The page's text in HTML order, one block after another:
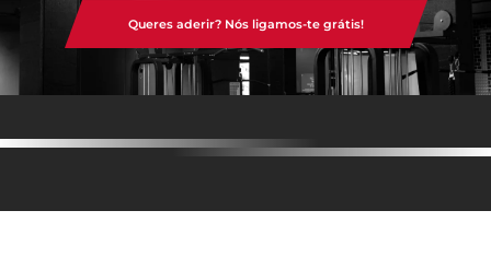
Queres aderir? Nós ligamos-te grátis!